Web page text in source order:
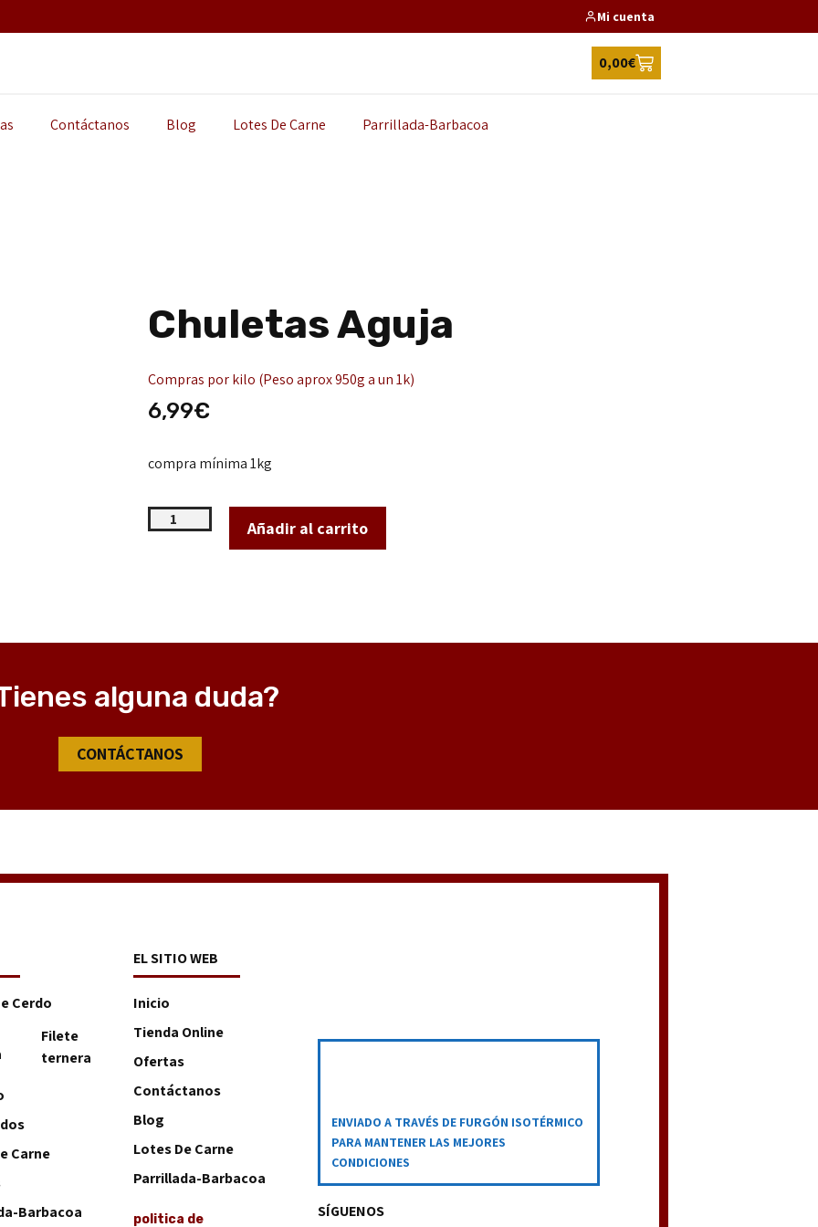
Mi cuenta
0,00€
Contáctanos Blog Lotes De Carne Parrillada-Barbacoa
Chuletas Aguja
Compras por kilo (Peso aprox 950g a un 1k)
6,99€
compra mínima 1kg
Añadir al carrito
alguna duda?
CONTÁCTANOS
Cerdo
Filete
ternera
Carne
Barbacoa
EL SITIO WEB
Inicio
Tienda Online
Ofertas
Contáctanos
Blog
Lotes De Carne
Parrillada-Barbacoa
politica de
ENVIADO A TRAVÉS DE FURGÓN ISOTÉRMICO
PARA MANTENER LAS MEJORES
CONDICIONES
SÍGUENOS